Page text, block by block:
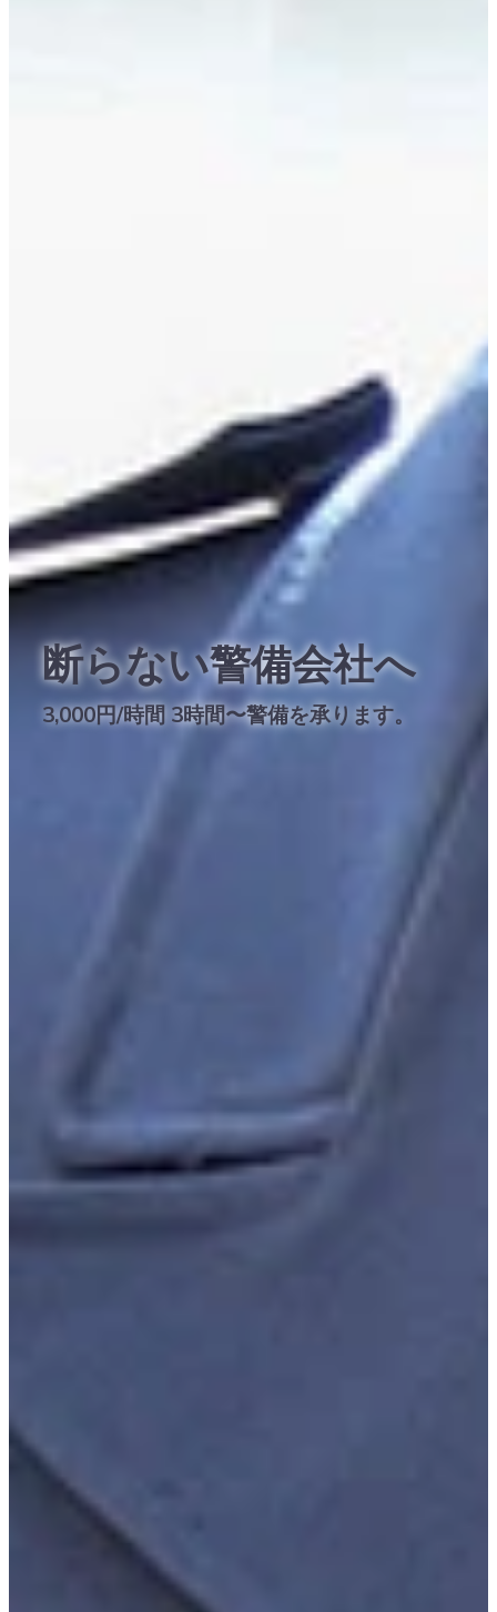
断らない警備会社へ
3,000円/時間 3時間〜警備を承ります。